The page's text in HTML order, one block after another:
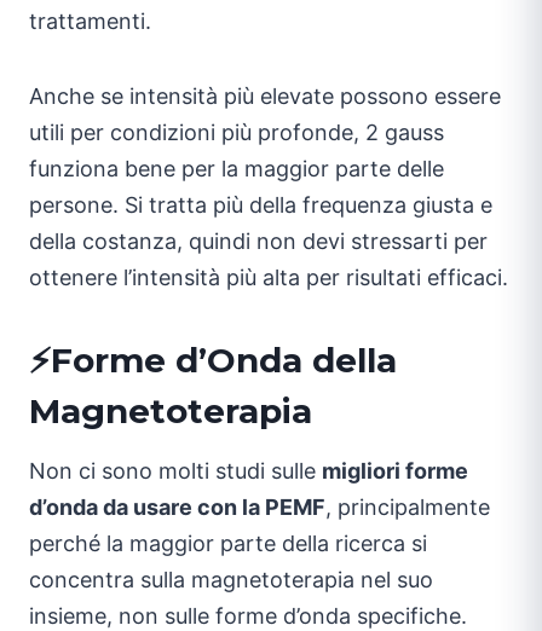
trattamenti.
Anche se intensità più elevate possono essere
utili per condizioni più profonde, 2 gauss
funziona bene per la maggior parte delle
persone. Si tratta più della frequenza giusta e
della costanza, quindi non devi stressarti per
ottenere l’intensità più alta per risultati efficaci.
⚡Forme d’Onda della
Magnetoterapia
Non ci sono molti studi sulle migliori forme
d’onda da usare con la PEMF, principalmente
perché la maggior parte della ricerca si
concentra sulla magnetoterapia nel suo
insieme, non sulle forme d’onda specifiche.